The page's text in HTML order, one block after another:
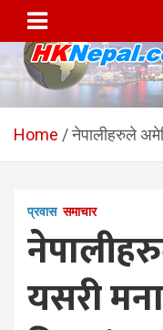
content
सञ्चालित
hknepal, hknepal.com, hk
Home नेपालीहरुले
प्रवास समाचार
यसरी